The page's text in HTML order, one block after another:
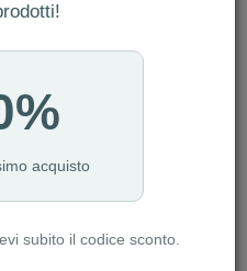
acquisto
subito il codice sconto.